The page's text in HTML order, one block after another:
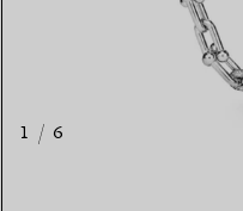
1 / 6